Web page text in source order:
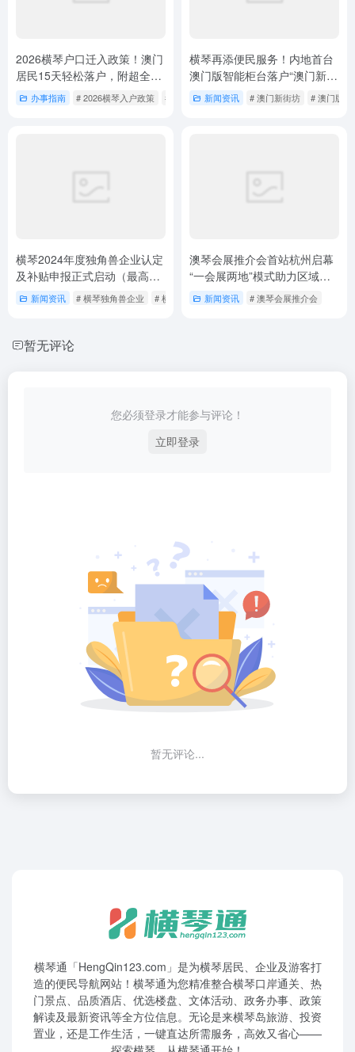
2026横琴户口迁入政策！澳门
居民15天轻松落户，附超全避
坑指南
办事指南 # 2026横琴入户政策 # 2026横琴户口迁入政策
横琴再添便民服务！内地首台
澳门版智能柜台落户“澳门新街
坊” 新闻资讯 # 澳门新街坊 # 澳门版
横琴2024年度独角兽企业认定
及补贴申报正式启动（最高奖
励2000万元）
新闻资讯 # 横琴独角兽企业 # 横琴独角兽企业补贴 # 横琴独角兽企业认定
澳琴会展推介会首站杭州启幕
“一会展两地”模式助力区域合
作升级
新闻资讯 # 澳琴会展推介会
暂无评论
您必须登录才能参与评论！
立即登录
暂无评论...
横琴通「HengQin123.com」是为横琴居民、企业及游客打
造的便民导航网站！横琴通为您精准整合横琴口岸通关、热
门景点、品质酒店、优选楼盘、文体活动、政务办事、政策
解读及最新资讯等全方位信息。无论是来横琴岛旅游、投资
置业，还是工作生活，一键直达所需服务，高效又省心——